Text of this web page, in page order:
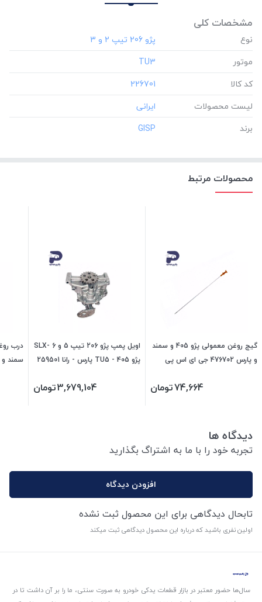
مشخصات کلی
نوع
موتور
‎TU3
کد کالا
‎226701
لیست محصولات
برند
‎GISP
محصولات مرتبط
گیج روغن معمولی پژو 405 و سمند
و پارس 476702 جی ای اس پی
74,664تومان
اویل پمپ پژو 206 تیپ 5 و 6 -SLX
پژو 405 - TU5 پارس - رانا 259501
3,679,104تومان
دیدگاه ها
تجربه خود را با ما به اشتراگ بگذارید
افزودن دیدگاه
تابحال دیدگاهی برای این محصول ثبت نشده
اولین نفری باشید که درباره این محصول دیدگاهی ثبت میکند
سال‌ها حضور معتبر در بازار قطعات یدکی خودرو به صورت سنتی، ما را بر آن داشت تا در